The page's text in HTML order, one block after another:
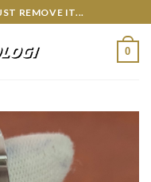
REMOVE IT...
0